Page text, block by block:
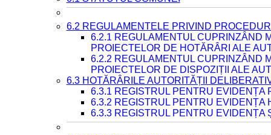
6.2 REGULAMENTELE PRIVIND
6.2.1 REGULAMENTUL CUPRINZÂND
PROIECTELOR DE HOTĂRÂRI ALE
6.2.2 REGULAMENTUL CUPRINZÂND
PROIECTELOR DE DISPOZIȚII ALE
6.3 HOTĂRÂRILE AUTORITĂȚII
6.3.1 REGISTRUL PENTRU EVIDENȚA
6.3.2 REGISTRUL PENTRU EVIDENȚA
6.3.3 REGISTRUL PENTRU EVIDENȚA